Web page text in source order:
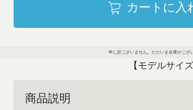
カートに入
申し訳ございません。ただいま在庫がござ
【モデルサイ
商品説明